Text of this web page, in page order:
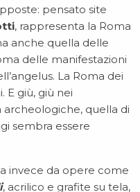
pensato site
, rappresenta la Roma
anche quella delle
delle manifestazioni
La Roma dei
E giù, giù nei
quella di
sembra essere
invece da opere come
, acrilico e grafite su tela,